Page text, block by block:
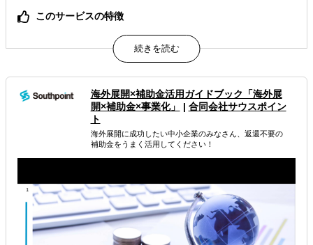
このサービスの特徴
何のために何を調べるか、調査設計から一緒に定義しま
す。
30万円から3段階。必要な分だけを、必要なときに。
AIでは辿り着けない、現地スタッフと有識者の一次情報。
属するジャンル
海外進出総合支援 海外進出戦略・事業計画立案
解決できる課題
どの国に進出するべきか決めたい
海外展開×補助金活用ガイドブック「海外展
開×補助金×事業化」
| 合同会社サウスポイン
ト
海外展開に成功したい中小企業のみなさん、返還不要の
補助金をうまく活用してください！